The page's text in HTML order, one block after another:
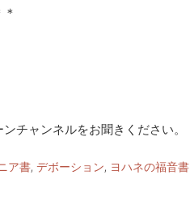
チャンネルをお聞きください。
ア書, デボーション, ヨハネの福音書